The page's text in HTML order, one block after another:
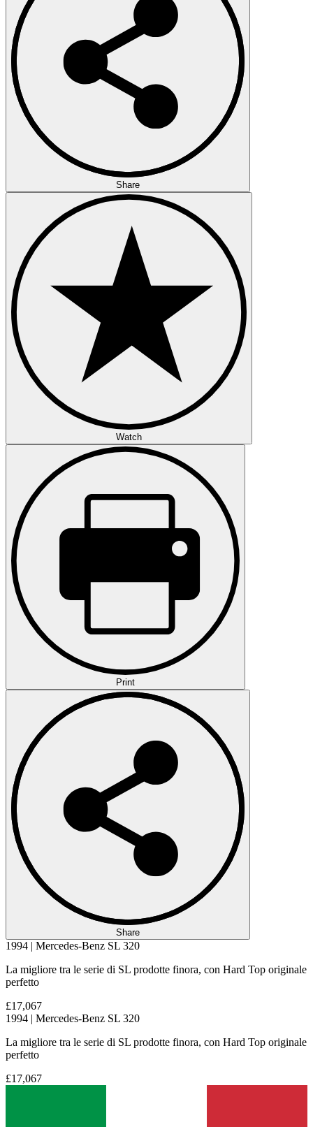
Share
Watch
Print
Share
1994 | Mercedes-Benz SL 320
La migliore tra le serie di SL prodotte finora, con Hard Top originale
perfetto
£17,067
1994 | Mercedes-Benz SL 320
La migliore tra le serie di SL prodotte finora, con Hard Top originale
perfetto
£17,067